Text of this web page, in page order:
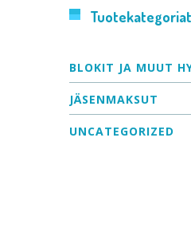
Tuotekategoriat
BLOKIT JA MUUT
JÄSENMAKSUT
UNCATEGORIZED